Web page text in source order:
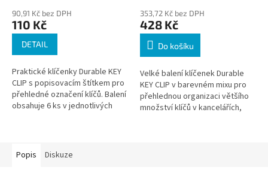
90,91 Kč bez DPH
110 Kč
DETAIL
Praktické klíčenky Durable KEY
CLIP s popisovacím štítkem pro
přehledné označení klíčů. Balení
obsahuje 6 ks v jednotlivých
353,72 Kč bez DPH
428 Kč
Do košíku
Velké balení klíčenek Durable
KEY CLIP v barevném mixu pro
přehlednou organizaci většího
množství klíčů v kancelářích,
Popis Diskuze